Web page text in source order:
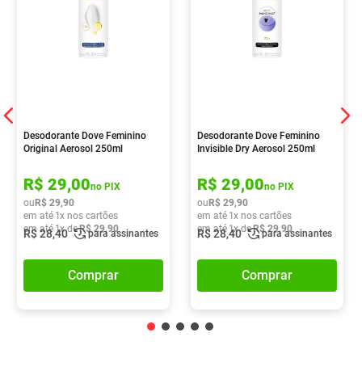
Desodorante Dove Feminino
Original Aerosol 250ml
R$ 29,00no PIX
ou R$ 29,90
em até 1x nos cartões
em até 1x deR$ 29,90
R$28,40 para assinantes
Comprar
Desodorante Dove Feminino
Invisible Dry Aerosol 250ml
R$ 29,00no PIX
ou R$ 29,90
em até 1x nos cartões
em até 1x deR$ 29,90
R$28,40 para assinantes
Comprar